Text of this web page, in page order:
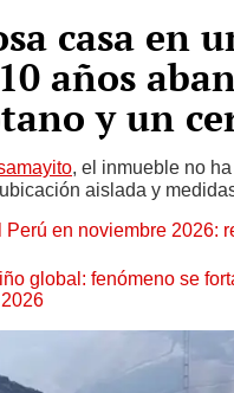
casa en
años
y un
, el inmueble no
aislada y
en noviembre 2026:
global: fenómeno se